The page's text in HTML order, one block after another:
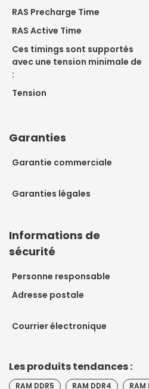
RAS Precharge Time
RAS Active Time
Ces timings sont supportés
avec une tension minimale de
:
Tension
Garanties
Garantie commerciale
Garanties légales
Informations de
sécurité
Personne responsable
Adresse postale
Courrier électronique
Les produits tendances :
RAM DDR5 RAM DDR4 RAM